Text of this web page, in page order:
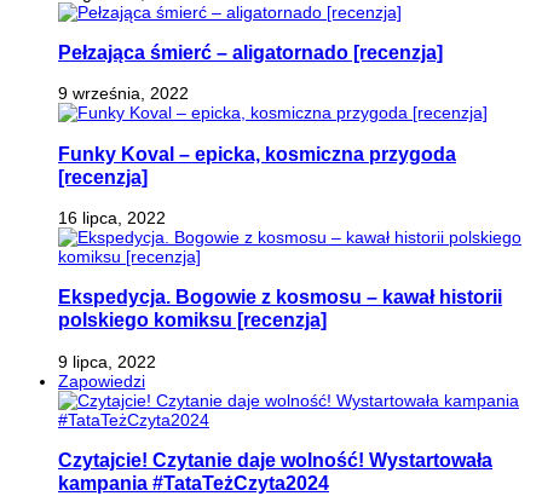
Pełzająca śmierć – aligatornado [recenzja]
9 września, 2022
Funky Koval – epicka, kosmiczna przygoda
[recenzja]
16 lipca, 2022
Ekspedycja. Bogowie z kosmosu – kawał historii
polskiego komiksu [recenzja]
9 lipca, 2022
Zapowiedzi
Czytajcie! Czytanie daje wolność! Wystartowała
kampania #TataTeżCzyta2024